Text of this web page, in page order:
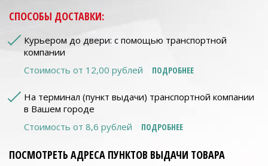
СПОСОБЫ ДОСТАВКИ:
Курьером до двери: с помощью транспортной
компании
Стоимость от 12,00 рублей
ПОДРОБНЕЕ
На терминал (пункт выдачи) транспортной компании
в Вашем городе
Стоимость от 8,6 рублей
ПОДРОБНЕЕ
ПОСМОТРЕТЬ АДРЕСА ПУНКТОВ ВЫДАЧИ ТОВАРА